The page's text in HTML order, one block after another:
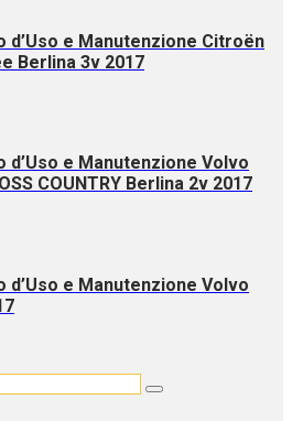
d’Uso e Manutenzione Citroën
Berlina 3v 2017
d’Uso e Manutenzione Volvo
COUNTRY Berlina 2v 2017
d’Uso e Manutenzione Volvo